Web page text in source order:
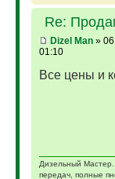
Re:
Dizel Man» 06
01:10
Все цены и
Дизельный
передач, полные